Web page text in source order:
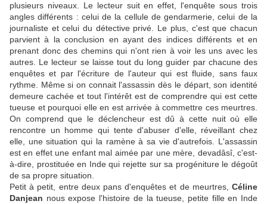
plusieurs niveaux. Le lecteur suit en effet, l'enquête sous trois
angles différents : celui de la cellule de gendarmerie, celui de la
journaliste et celui du détective privé. Le plus, c'est que chacun
parvient à la conclusion en ayant des indices différents et en
prenant donc des chemins qui n'ont rien à voir les uns avec les
autres. Le lecteur se laisse tout du long guider par chacune des
enquêtes et par l'écriture de l'auteur qui est fluide, sans faux
rythme. Même si on connait l'assassin dès le départ, son identité
demeure cachée et tout l'intérêt est de comprendre qui est cette
tueuse et pourquoi elle en est arrivée à commettre ces meurtres.
On comprend que le déclencheur est dû à cette nuit où elle
rencontre un homme qui tente d'abuser d'elle, réveillant chez
elle, une situation qui la ramène à sa vie d'autrefois. L'assassin
est en effet une enfant mal aimée par une mère, devadâsî, c'est-
à-dire, prostituée en Inde qui rejette sur sa progéniture le dégoût
de sa propre situation.
Petit à petit, entre deux pans d'enquêtes et de meurtres, Céline
Danjean nous expose l'histoire de la tueuse, petite fille en Inde